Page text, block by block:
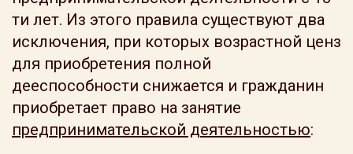
ти лет. Из этого правила существуют два
исключения, при которых возрастной ценз
для приобретения полной
дееспособности снижается и гражданин
приобретает право на занятие
предпринимательской деятельностью: